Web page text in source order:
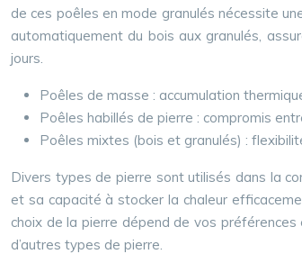
de ces poêles en mode granulés nécessite
automatiquement du bois aux granulés,
jours.
Poêles de masse : accumulation
Poêles habillés de pierre : compromis
Poêles mixtes (bois et granulés) :
Divers types de pierre sont utilisés dans la
et sa capacité à stocker la chaleur
choix de la pierre dépend de vos
d’autres types de pierre.